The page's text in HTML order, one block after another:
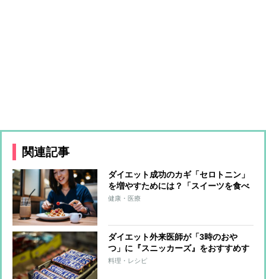
関連記事
ダイエット成功のカギ「セロトニン」
を増やすためには？「スイーツを食べ
る」「噛む」「泣く」など7つの方法
健康・医療
ダイエット外来医師が「3時のおや
つ」に『スニッカーズ』をおすすめす
る理由
料理・レシピ